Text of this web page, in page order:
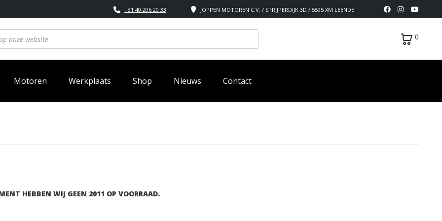
JOPPEN MOTOREN C.V. / STRIJPERDIJK 3D / 5595 XM LEENDE
+31 40 206 20 33
0
Motoren Werkplaats Shop Nieuws Contact
HEBBEN WIJ GEEN 2011 OP VOORRAAD.